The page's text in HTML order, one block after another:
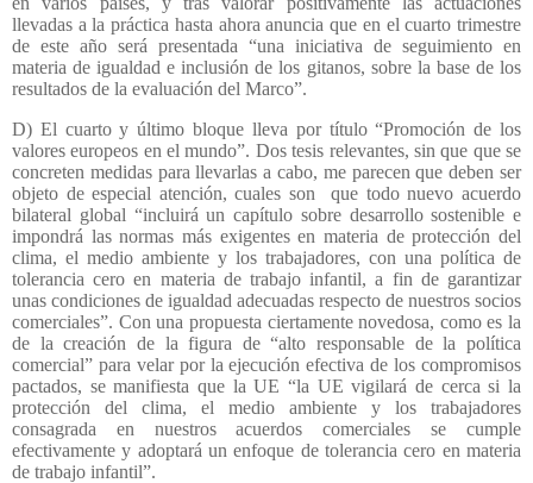
llevadas a la práctica hasta ahora anuncia que en el cuarto trimestre
de este año será presentada “una iniciativa de seguimiento en
materia de igualdad e inclusión de los gitanos, sobre la base de los
resultados de la evaluación del Marco”.
D) El cuarto y último bloque lleva por título “Promoción de los
valores europeos en el mundo”. Dos tesis relevantes, sin que que se
concreten medidas para llevarlas a cabo, me parecen que deben ser
objeto de especial atención, cuales son
que todo nuevo acuerdo
bilateral global “incluirá un capítulo sobre desarrollo sostenible e
impondrá las normas más exigentes en materia de protección del
clima, el medio ambiente y los trabajadores, con una política de
tolerancia cero en materia de trabajo infantil, a fin de garantizar
unas condiciones de igualdad adecuadas respecto de nuestros socios
comerciales”. Con una propuesta ciertamente novedosa, como es la
de la creación de la figura de “alto responsable de la política
comercial” para velar por la ejecución efectiva de los compromisos
pactados, se manifiesta que la UE “la UE vigilará de cerca si la
protección del clima, el medio ambiente y los trabajadores
consagrada en nuestros acuerdos comerciales se cumple
efectivamente y adoptará un enfoque de tolerancia cero en materia
de trabajo infantil”.